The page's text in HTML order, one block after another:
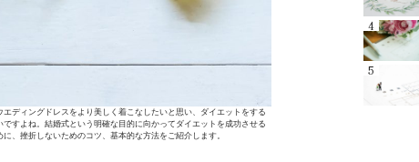
ディングドレスをより美しく着こなしたいと思い、ダイエットをする
すよね。結婚式という明確な目的に向かってダイエットを成功させる
、挫折しないためのコツ、基本的な方法をご紹介します。
4
5